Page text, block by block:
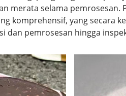
merata selama pemrosesan.
komprehensif, yang secara
dan pemrosesan hingga